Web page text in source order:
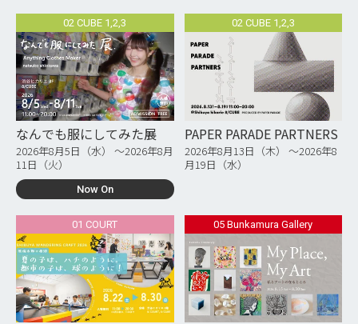
02 CUBE 1,2,3
なんでも服にしてみた展
2026年8月5日（水） 〜2026年8月
11日（火）
Now On
02 CUBE 1,2,3
PAPER PARADE PARTNERS
2026年8月13日（木） 〜2026年8
月19日（水）
01 COURT 05 Bunkamura Gallery